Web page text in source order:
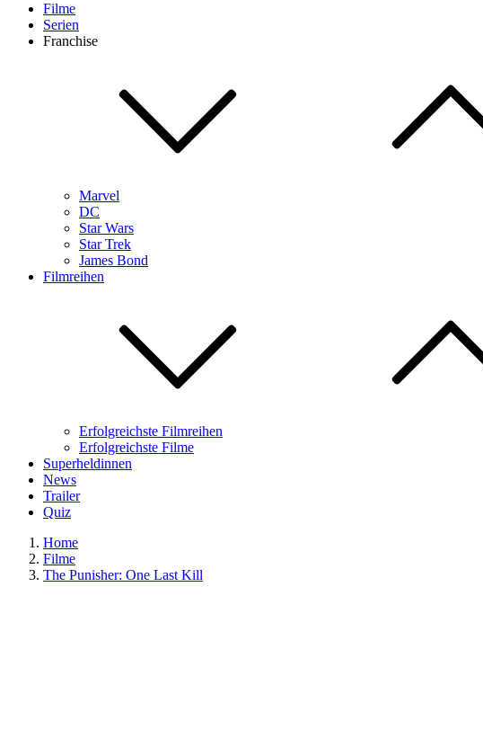
Filme
Serien
Franchise
Marvel
DC
Star Wars
Star Trek
James Bond
Filmreihen
Erfolgreichste Filmreihen
Erfolgreichste Filme
Superheldinnen
News
Trailer
Quiz
Home
Filme
The Punisher: One Last Kill